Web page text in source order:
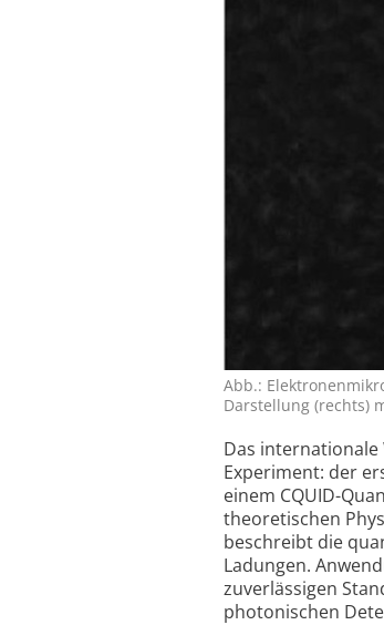
Abb.:
Darstellung (rechts)
Das
Experiment: der
einem CQUID-
theoretischen
beschreibt die
Ladungen.
zuverlässigen
photonischen